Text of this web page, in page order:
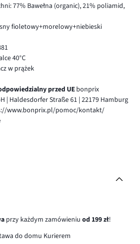
77% Bawełna (organic), 21% poliamid,
fioletowy+morelowy+niebieski
40°C
w prążek
przed UE bonprix
| Haldesdorfer Straße 61 | 22179 Hamburg
www.bonprix.pl/pomoc/kontakt/
przy każdym zamówieniu od 199 zł!
do domu Kurierem